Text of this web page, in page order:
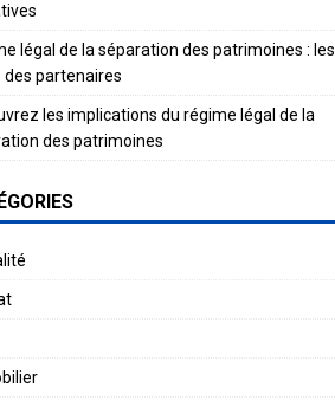
légal de la séparation des patrimoines : les
des partenaires
les implications du régime légal de la
des patrimoines